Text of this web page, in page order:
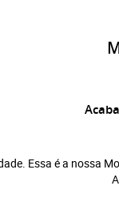
Essa é a nossa